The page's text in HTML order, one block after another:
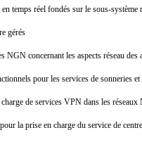
temps réel fondés sur le sous-
gérés
NGN concernant les aspects réseau
pour les services de sonneries
de services VPN dans les
la prise en charge du service de